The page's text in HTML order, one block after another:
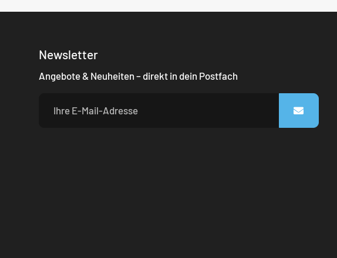
Newsletter
Angebote & Neuheiten – direkt in dein Postfach